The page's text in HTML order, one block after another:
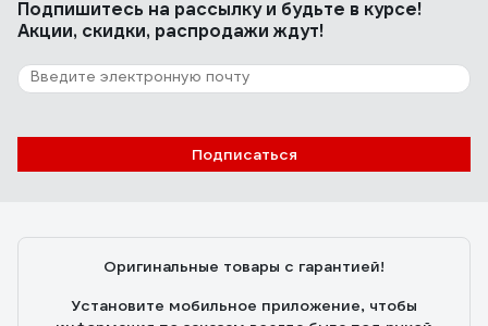
Подпишитесь на рассылкуи будьте в курсе!
Акции, скидки, распродажи ждут!
Подписаться
Оригинальные товары с гарантией!
Установите мобильное приложение, чтобы